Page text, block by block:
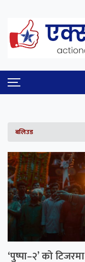
बलिउड
‘पुष्पा–२’ को